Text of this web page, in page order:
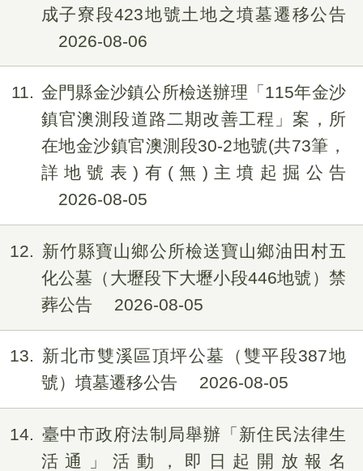
成子寮段423地號土地之墳墓遷移公告
2026-08-06
11
金門縣金沙鎮公所檢送辦理「115年金沙
鎮官澳測段道路二期改善工程」案，所
在地金沙鎮官澳測段30-2地號(共73筆，
詳地號表)有(無)主墳起掘公告
2026-08-05
12
新竹縣寶山鄉公所檢送寶山鄉油田村五
化公墓（大壢段下大壢小段446地號）禁
葬公告
2026-08-05
13
新北市雙溪區頂坪公墓（雙平段387地
號）墳墓遷移公告
2026-08-05
14
臺中市政府法制局舉辦「新住民法律生
活通」活動，即日起開放報名